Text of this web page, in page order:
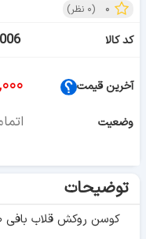
۰ (۰ نظر)
کد کالا
آخرین قیمت
وضعیت
توضیحات
کوسن روکش قلاب